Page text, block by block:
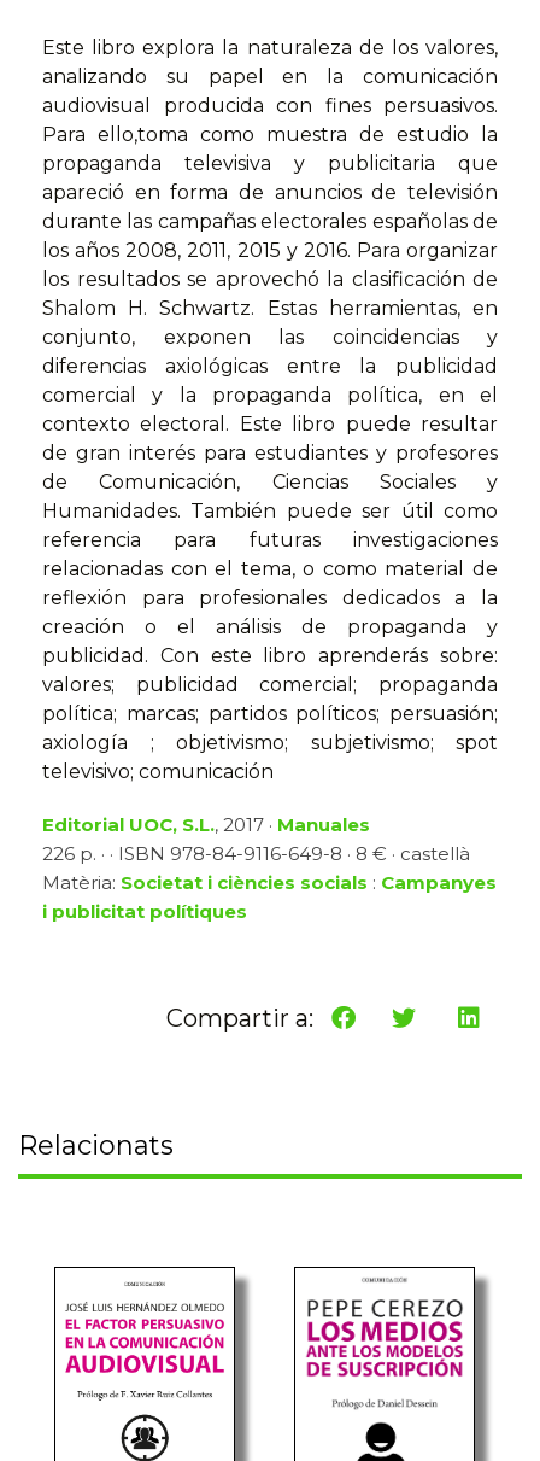
Este libro explora la naturaleza de los valores,
analizando su papel en la comunicación
audiovisual producida con fines persuasivos.
Para ello,toma como muestra de estudio la
propaganda televisiva y publicitaria que
apareció en forma de anuncios de televisión
durante las campañas electorales españolas de
los años 2008, 2011, 2015 y 2016. Para organizar
los resultados se aprovechó la clasificación de
Shalom H. Schwartz. Estas herramientas, en
conjunto, exponen las coincidencias y
diferencias axiológicas entre la publicidad
comercial y la propaganda política, en el
contexto electoral. Este libro puede resultar
de gran interés para estudiantes y profesores
de Comunicación, Ciencias Sociales y
Humanidades. También puede ser útil como
referencia para futuras investigaciones
relacionadas con el tema, o como material de
reflexión para profesionales dedicados a la
creación o el análisis de propaganda y
publicidad. Con este libro aprenderás sobre:
valores; publicidad comercial; propaganda
política; marcas; partidos políticos; persuasión;
axiología ; objetivismo; subjetivismo; spot
televisivo; comunicación
Editorial UOC, S.L., 2017 · Manuales
226 p. · · ISBN 978-84-9116-649-8 · 8 € · castellà
Matèria: Societat i ciències socials : Campanyes
i publicitat polítiques
Compartir a:
Relacionats